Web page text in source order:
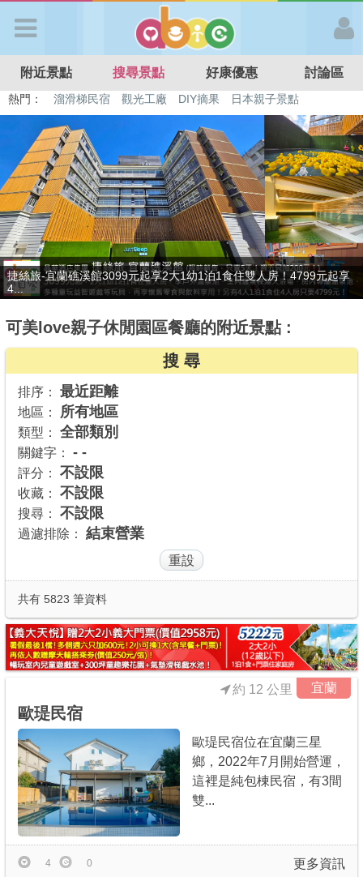
APP登入
首 頁
搜尋景點
好康優惠
最新消息
最新留言
商家合作
推薦景點
討論區
APP下載
附近景點 搜尋景點 好康優惠 討論區
熱門： 特色遊戲場 親子住房優惠 台北親子餐廳
溫泉泡湯SPA
溜滑梯民宿
觀光工廠 DIY摘果 日本親子景點
贈九族文化村門票2張(總價值1100元*2)！4099元享日月潭經典大飯
店...
可美love親子休閒園區餐廳的附近景點 :
搜 尋
排序： 最近距離
地區： 所有地區
類型： 全部類別
關鍵字： - -
評分： 不設限
收藏： 不設限
搜尋： 不設限
過濾排除： 結束營業
共有 5823 筆資料
宜蘭
歐瑅民宿
約 12 公里
歐瑅民宿位在宜蘭三星
鄉，2022年7月開始營運，
這裡是純包棟民宿，有3間
雙...
更多資訊
4 0